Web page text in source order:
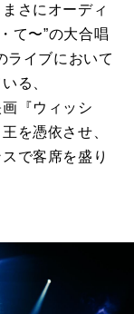
さにオーディ
て〜”の大合唱
ライブにおいて
る、
『ウィッシ
を憑依させ、
で客席を盛り